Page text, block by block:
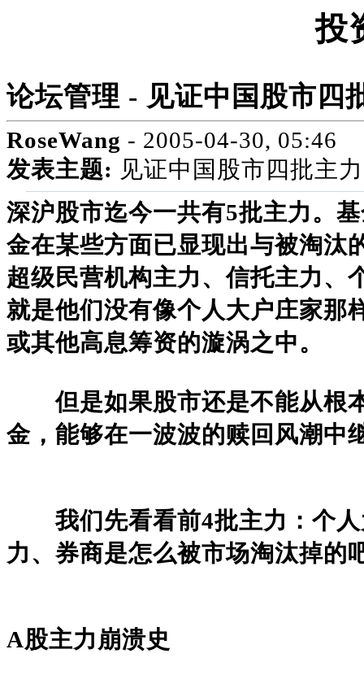
投
论坛管理 - 见证中国股市四
RoseWang - 2005-04-30, 05:46
发表主题: 见证中国股市四批主
深沪股市迄今一共有5批主力。
金在某些方面已显现出与被淘汰
超级民营机构主力、信托主力、
就是他们没有像个人大户庄家那
或其他高息筹资的漩涡之中。
但是如果股市还是不能从根
金，能够在一波波的赎回风潮中
我们先看看前4批主力：个人
力、券商是怎么被市场淘汰掉的
A股主力崩溃史